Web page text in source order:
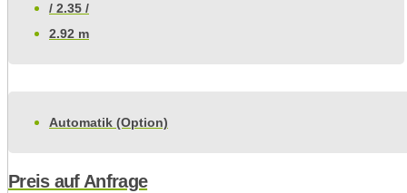
/ 2.35 /
2.92 m
Automatik (Option)
Preis auf Anfrage